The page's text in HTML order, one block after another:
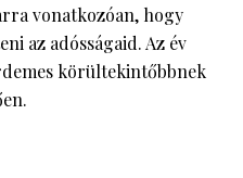
vonatkozóan, hogy
az adósságaid. Az év
körültekintőbbnek